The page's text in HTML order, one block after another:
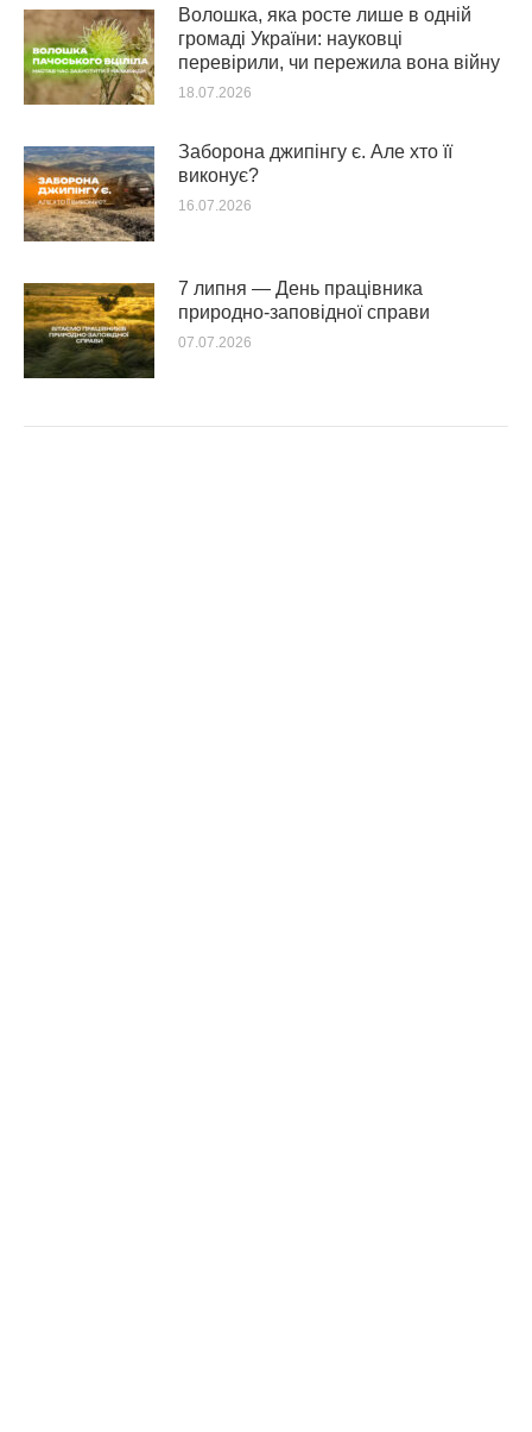
Волошка, яка росте лише в одній
громаді України: науковці
перевірили, чи пережила вона війну
18.07.2026
Заборона джипінгу є. Але хто її
виконує?
16.07.2026
7 липня — День працівника
природно-заповідної справи
07.07.2026